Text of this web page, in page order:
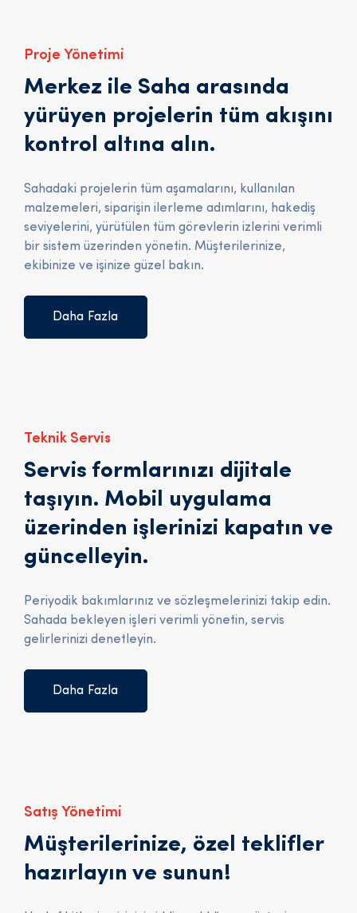
Proje Yönetimi
Merkez ile Saha arasında
yürüyen projelerin tüm akışını
kontrol altına alın.
Sahadaki projelerin tüm aşamalarını, kullanılan
malzemeleri, siparişin ilerleme adımlarını, hakediş
seviyelerini, yürütülen tüm görevlerin izlerini verimli
bir sistem üzerinden yönetin. Müşterilerinize,
ekibinize ve işinize güzel bakın.
Daha Fazla
Teknik Servis
Servis formlarınızı dijitale
taşıyın. Mobil uygulama
üzerinden işlerinizi kapatın ve
güncelleyin.
Periyodik bakımlarınız ve sözleşmelerinizi takip edin.
Sahada bekleyen işleri verimli yönetin, servis
gelirlerinizi denetleyin.
Daha Fazla
Satış Yönetimi
Müşterilerinize, özel teklifler
hazırlayın ve sunun!